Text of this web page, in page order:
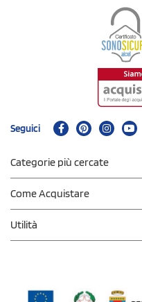
Seguici
Categorie più cercate
Come Acquistare
Utilità